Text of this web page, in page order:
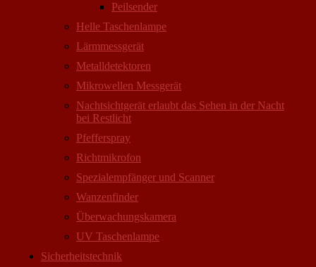
Peilsender
Helle Taschenlampe
Lärmmessgerät
Metalldetektoren
Mikrowellen Messgerät
Nachtsichtgerät erlaubt das Sehen in der Nacht
bei Restlicht
Pfefferspray
Richtmikrofon
Spezialempfänger und Scanner
Wanzenfinder
Überwachungskamera
UV Taschenlampe
Sicherheitstechnik